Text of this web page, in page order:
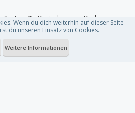
XenForo™-Deutsch von xenDach
byThemeHouse .
NotebookLM bekommt frische Mindmap-
Wenn du dich weiterhin auf dieser Seite
du unseren Einsatz von Cookies.
Weitere Informationen